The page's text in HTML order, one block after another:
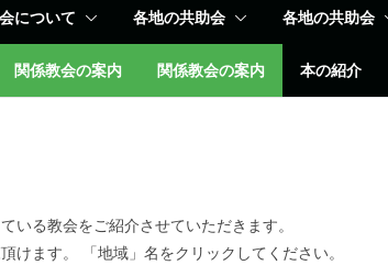
について 各地の共助会 各地の共助会
関係教会の案内 関係教会の案内 本の紹介
いる教会をご紹介させていただきます。
けます。 「地域」名をクリックしてください。